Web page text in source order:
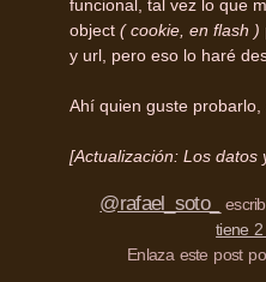
funcional, tal vez lo que
object ( cookie, en flash )
y url, pero eso lo haré
Ahí quien guste probarlo,
[Actualización: Los datos
@rafael_soto_
tiene
Enlaza este post